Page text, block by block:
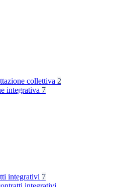
collettiva 2
integrativa 7
integrativi 7